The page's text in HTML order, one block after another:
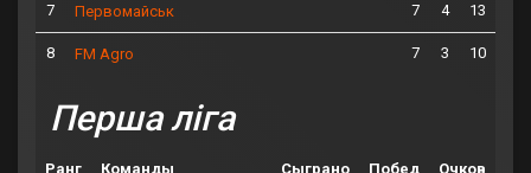
7 Первомайськ 7 4 13
8 FM Agro 7 3 10
Перша ліга
Ранг Команды Сыграно Побед Очков